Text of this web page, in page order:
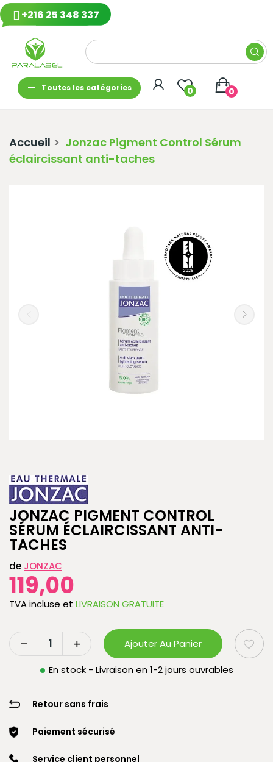
+216 25 348 337
Toutes les catégories 0 0
Accueil
Jonzac Pigment Control Sérum
éclaircissant anti-taches
JONZAC PIGMENT CONTROL
SÉRUM ÉCLAIRCISSANT ANTI-
TACHES
de JONZAC
119,00
TVA incluse et LIVRAISON GRATUITE
Ajouter Au Panier
En stock - Livraison en 1-2 jours ouvrables
Retour sans frais
Paiement sécurisé
Service client personnel